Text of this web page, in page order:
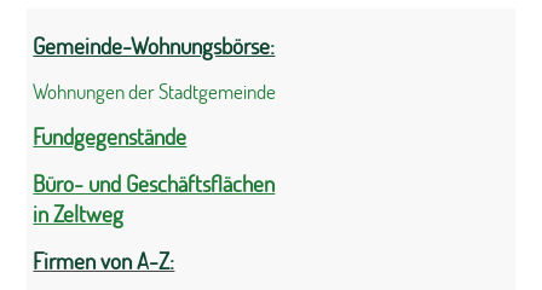
Gemeinde-Wohnungsbörse:
Wohnungen der Stadtgemeinde
Fundgegenstände
Büro- und Geschäftsflächen
in Zeltweg
Firmen von A-Z: